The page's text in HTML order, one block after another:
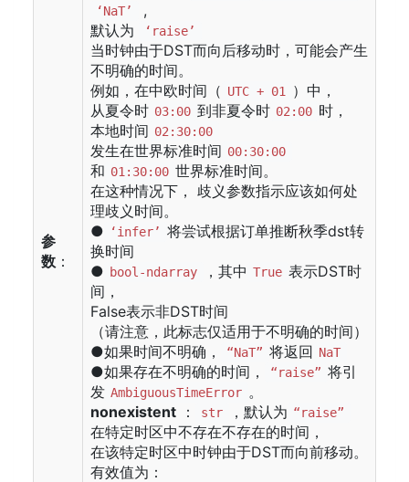
参
数 ：
‘NaT’
,
默认为
‘raise’
当时钟由于DST而向后移动时，可能会产生
不明确的时间。
例如，在中欧时间（ UTC + 01
）中，
从夏令时 03:00 到非夏令时 02:00 时，
本地时间 02:30:00
发生在世界标准时间 00:30:00
和 01:30:00 世界标准时间。
在这种情况下， 歧义参数指示应该如何处
理歧义时间。
●
‘infer’ 将尝试根据订单推断秋季dst转
换时间
● bool-ndarray ，其中 True 表示DST时
间，
False表示非DST时间
（请注意，此标志仅适用于不明确的时间）
●如果时间不明确，
“NaT” 将返回 NaT
●如果存在不明确的时间， “raise” 将引
发 AmbiguousTimeError 。
nonexistent ： str ，默认为 “raise”
在特定时区中不存在不存在的时间，
在该特定时区中时钟由于DST而向前移动。
有效值为：